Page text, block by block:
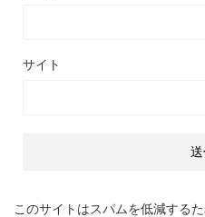
サイト
このサイトはスパムを低減する